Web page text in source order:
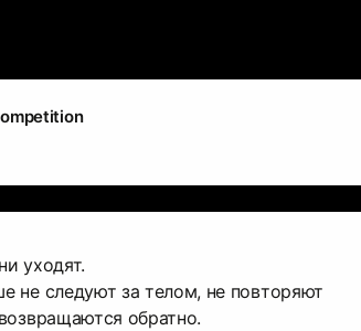
уходят.
не следуют за телом, не повторяют
обратно.